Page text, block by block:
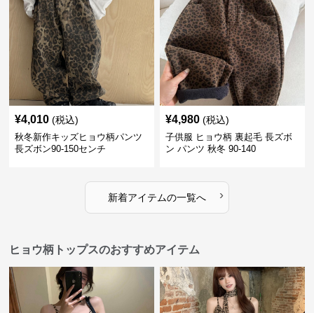
¥4,010 (税込)
秋冬新作キッズヒョウ柄パンツ
長ズボン90-150センチ
¥4,980 (税込)
子供服 ヒョウ柄 裏起毛 長ズボ
ン パンツ 秋冬 90-140
新着アイテムの一覧へ ›
ヒョウ柄トップスのおすすめアイテム